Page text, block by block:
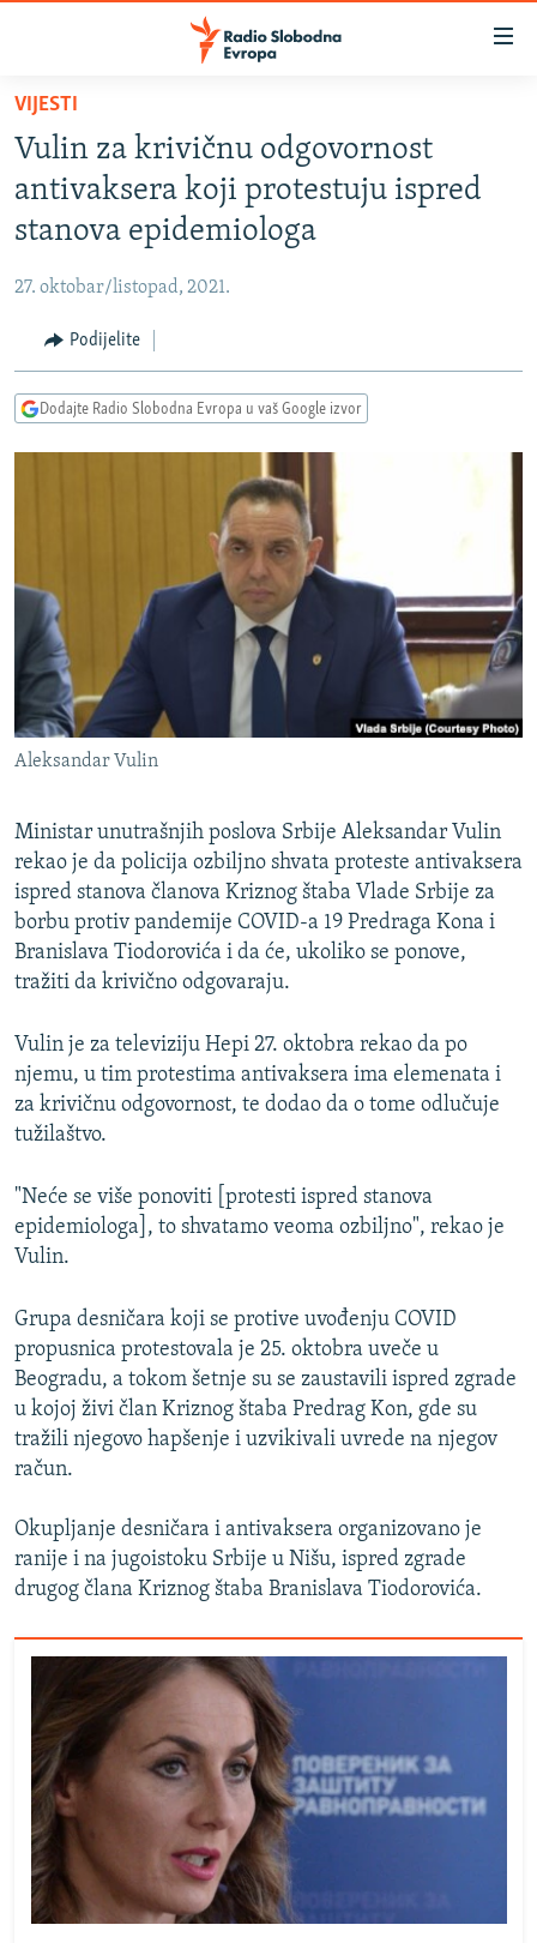
Pređite
glavni
sadržaj
Pređite
na
glavnu
Pređite
na
pretragu
VIJESTI
BOSNA I HERCEGOVINA
SRBIJA
CRNA GORA
VIZUELNO
RAT U UKRAJINI
DNEVNO@RSE
SPECIJALI RSE
VIŠE OD NASLOVA
GENOCID U SREBRENICI
TV LIBERTY
POST SCRIPTUM
TRI DECENIJE OD RATA U BIH
SVE KARTE DEJTONA
NASTANAK I RASPAD JUGOSLAVIJE
PRATITE NAS
Sve RFE/RL stranice
VIJESTI
Vulin za krivičnu odgovornost
antivaksera koji protestuju ispred
stanova epidemiologa
27. oktobar/listopad, 2021.
Podijelite
Dodajte Radio Slobodna Evropa u vaš Google izvor
Aleksandar Vulin
Ministar unutrašnjih poslova Srbije Aleksandar Vulin
rekao je da policija ozbiljno shvata proteste antivaksera
ispred stanova članova Kriznog štaba Vlade Srbije za
borbu protiv pandemije COVID-a 19 Predraga Kona i
Branislava Tiodorovića i da će, ukoliko se ponove,
tražiti da krivično odgovaraju.
Vulin je za televiziju Hepi 27. oktobra rekao da po
njemu, u tim protestima antivaksera ima elemenata i
za krivičnu odgovornost, te dodao da o tome odlučuje
tužilaštvo.
"Neće se više ponoviti [protesti ispred stanova
epidemiologa], to shvatamo veoma ozbiljno", rekao je
Vulin.
Grupa desničara koji se protive uvođenju COVID
propusnica protestovala je 25. oktobra uveče u
Beogradu, a tokom šetnje su se zaustavili ispred zgrade
u kojoj živi član Kriznog štaba Predrag Kon, gde su
tražili njegovo hapšenje i uzvikivali uvrede na njegov
račun.
Okupljanje desničara i antivaksera organizovano je
ranije i na jugoistoku Srbije u Nišu, ispred zgrade
drugog člana Kriznog štaba Branislava Tiodorovića.